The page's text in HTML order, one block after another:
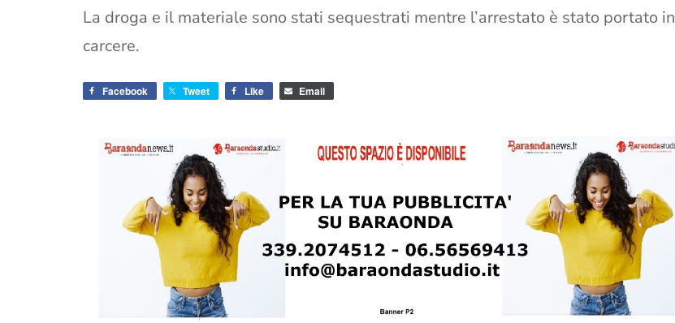
La droga e il materiale sono stati sequestrati mentre l’arrestato è stato portato in
carcere.
Facebook Tweet Like Email